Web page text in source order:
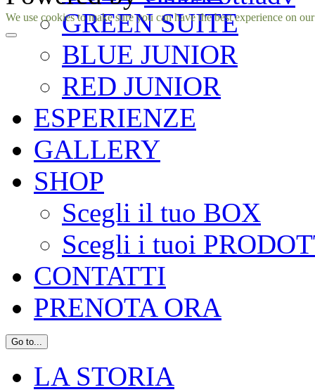
GREEN SUITE
BLUE JUNIOR
RED JUNIOR
ESPERIENZE
GALLERY
SHOP
Scegli il tuo BOX
Scegli i tuoi
CONTATTI
PRENOTA ORA
Go to...
LA STORIA
Facebook
Instagram
We use cookies to make sure you can have the best experience on